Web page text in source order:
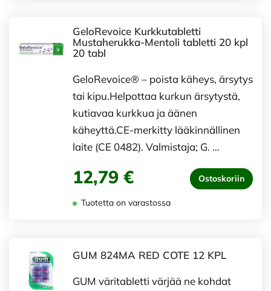
GeloRevoice Kurkkutabletti
Mustaherukka-Mentoli tabletti 20 kpl
20 tabl
GeloRevoice® – poista käheys, ärsytys
tai kipu.Helpottaa kurkun ärsytystä,
kutiavaa kurkkua ja äänen
käheyttä.CE-merkitty lääkinnällinen
laite (CE 0482). Valmistaja; G. …
12,79 € Ostoskoriin
Tuotetta on varastossa
GUM 824MA RED COTE 12 KPL
GUM väritabletti värjää ne kohdat